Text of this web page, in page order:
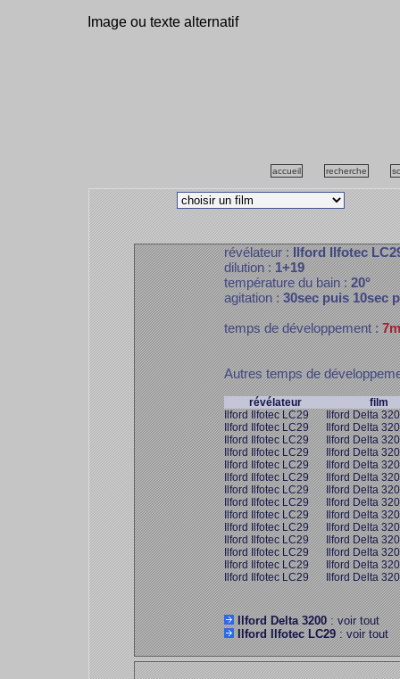
Image ou texte alternatif
accueil recherche
révélateur :Ilford Ilfotec
dilution :1+19
température du bain :20°
agitation :30sec puis 10sec
temps de développement :
Autres temps de
révélateur
film
Ilford Ilfotec LC29
Ilford Delta
Ilford Ilfotec LC29
Ilford Delta
Ilford Ilfotec LC29
Ilford Delta
Ilford Ilfotec LC29
Ilford Delta
Ilford Ilfotec LC29
Ilford Delta
Ilford Ilfotec LC29
Ilford Delta
Ilford Ilfotec LC29
Ilford Delta
Ilford Ilfotec LC29
Ilford Delta
Ilford Ilfotec LC29
Ilford Delta
Ilford Ilfotec LC29
Ilford Delta
Ilford Ilfotec LC29
Ilford Delta
Ilford Ilfotec LC29
Ilford Delta
Ilford Ilfotec LC29
Ilford Delta
Ilford Ilfotec LC29
Ilford Delta
Ilford Delta 3200: voir tout
Ilford Ilfotec LC29: voir tout